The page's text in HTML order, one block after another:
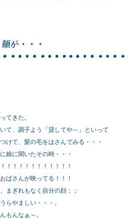
顔が・・・
てきた。
て、調子よう「貸してや～」といって
けて、髪の毛をはさんでみる・・・
娘に聞いたその時・・・
！！！！！！！！！！！
ばさんが映ってる！！！
まぎれもなく自分の顔；；
らやましい・・・。
もんなぁ～。